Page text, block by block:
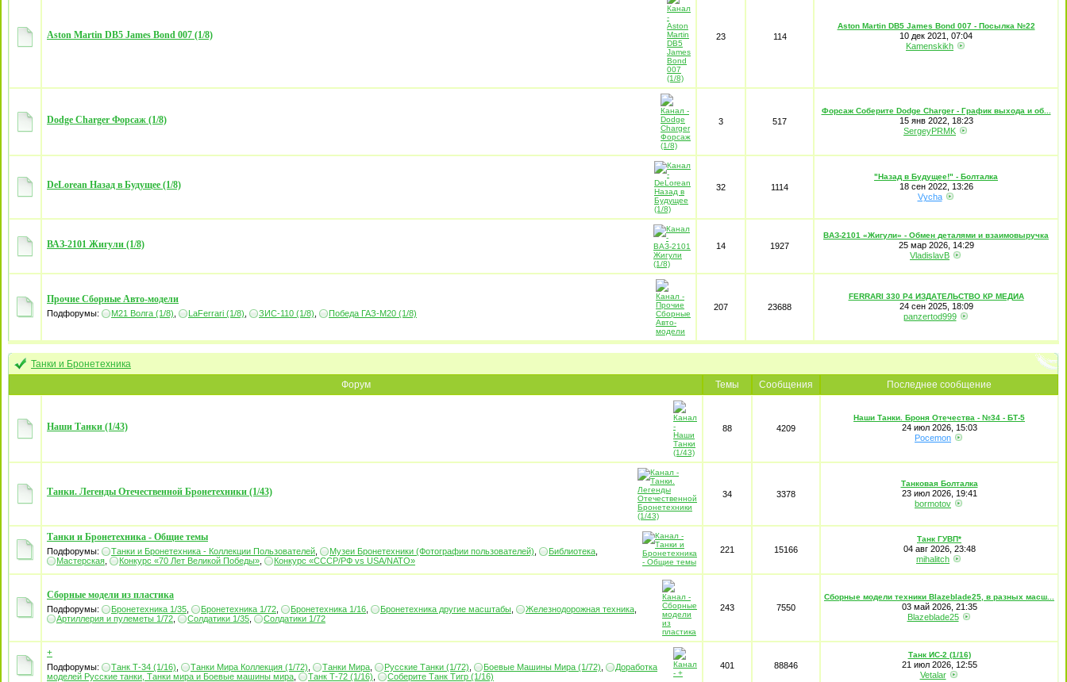
Aston Martin DB5 James Bond 007 (1/8) 23 114
Aston Martin DB5 James Bond 007 - Посылка №22
10 дек 2021, 07:04
Kamenskikh
Dodge Charger Форсаж (1/8) 3 517
Форсаж Соберите Dodge Charger - График выхода и об...
15 янв 2022, 18:23
SergeyPRMK
DeLorean Назад в Будущее (1/8) 32 1114
"Назад в Будущее!" - Болталка
18 сен 2022, 13:26
Vycha
ВАЗ-2101 Жигули (1/8) 14 1927
ВАЗ-2101 «Жигули» - Обмен деталями и взаимовыручка
25 мар 2026, 14:29
VladislavB
Прочие Сборные Авто-модели
Подфорумы: М21 Волга (1/8) LaFerrari (1/8) ЗИС-110 (1/8) Победа ГАЗ-М20 (1/8)
207 23688
FERRARI 330 P4 ИЗДАТЕЛЬСТВО КР МЕДИА
24 сен 2025, 18:09
panzertod999
Танки и Бронетехника
Форум
Темы Сообщения Последнее сообщение
Наши Танки (1/43) 88 4209
Наши Танки. Броня Отечества - №34 - БТ-5
24 июл 2026, 15:03
Pocemon
Танки. Легенды Отечественной Бронетехники (1/43) 34 3378
Танковая Болталка
23 июл 2026, 19:41
bormotov
Танки и Бронетехника - Общие темы
Подфорумы: Танки и Бронетехника - Коллекции Пользователей Музеи Бронетехники (Фотографии пользователей) Библиотека
Мастерская
Конкурс «70 Лет Великой Победы» Конкурс «СССР/РФ vs USA/NATO»
221 15166
Танк ГУВП*
04 авг 2026, 23:48
mihalitch
Сборные модели из пластика
Подфорумы: Бронетехника 1/35 Бронетехника 1/72 Бронетехника 1/16 Бронетехника другие масштабы Железнодорожная техника
Артиллерия и пулеметы 1/72
Солдатики 1/35 Солдатики 1/72
243 7550
Сборные модели техники Blazeblade25, в разных масш...
03 май 2026, 21:35
Blazeblade25
+
Подфорумы: Танк Т-34 (1/16) Танки Мира Коллекция (1/72) Танки Мира Русские Танки (1/72) Боевые Машины Мира (1/72)
Доработка
моделей Русские танки, Танки мира и Боевые машины мира
Танк Т-72 (1/16) Соберите Танк Тигр (1/16)
401 88846
Танк ИС-2 (1/16)
21 июл 2026, 12:55
Vetalar